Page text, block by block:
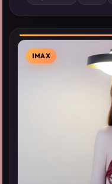
看」延展检索同类型高
IMAX